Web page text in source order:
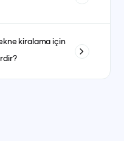
teknenin ilan detay
kiralama için